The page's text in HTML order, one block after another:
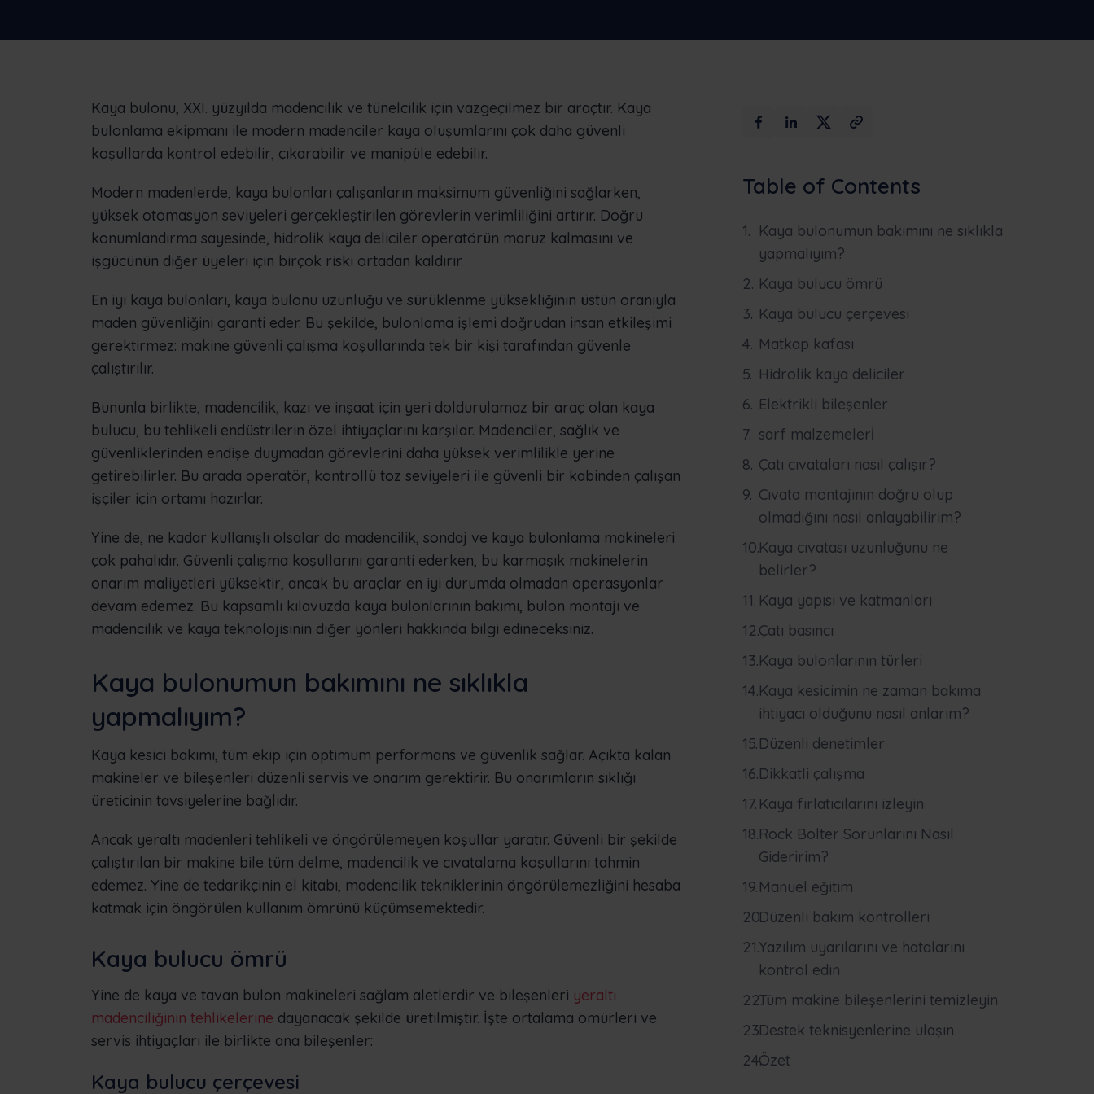
yaptırın
Kaya bulonu, XXI. yüzyılda madencilik ve tünelcilik için vazgeçilmez bir araçtır. Kaya
bulonlama ekipmanı ile modern madenciler kaya oluşumlarını çok daha güvenli
koşullarda kontrol edebilir, çıkarabilir ve manipüle edebilir.
Modern madenlerde, kaya bulonları çalışanların maksimum güvenliğini sağlarken,
yüksek otomasyon seviyeleri gerçekleştirilen görevlerin verimliliğini artırır. Doğru
konumlandırma sayesinde, hidrolik kaya deliciler operatörün maruz kalmasını ve
işgücünün diğer üyeleri için birçok riski ortadan kaldırır.
En iyi kaya bulonları, kaya bulonu uzunluğu ve sürüklenme yüksekliğinin üstün oranıyla
maden güvenliğini garanti eder. Bu şekilde, bulonlama işlemi doğrudan insan etkileşimi
gerektirmez: makine güvenli çalışma koşullarında tek bir kişi tarafından güvenle
çalıştırılır.
Bununla birlikte, madencilik, kazı ve inşaat için yeri doldurulamaz bir araç olan kaya
bulucu, bu tehlikeli endüstrilerin özel ihtiyaçlarını karşılar. Madenciler, sağlık ve
güvenliklerinden endişe duymadan görevlerini daha yüksek verimlilikle yerine
getirebilirler. Bu arada operatör, kontrollü toz seviyeleri ile güvenli bir kabinden çalışan
işçiler için ortamı hazırlar.
Yine de, ne kadar kullanışlı olsalar da madencilik, sondaj ve kaya bulonlama makineleri
çok pahalıdır. Güvenli çalışma koşullarını garanti ederken, bu karmaşık makinelerin
onarım maliyetleri yüksektir, ancak bu araçlar en iyi durumda olmadan operasyonlar
devam edemez. Bu kapsamlı kılavuzda kaya bulonlarının bakımı, bulon montajı ve
madencilik ve kaya teknolojisinin diğer yönleri hakkında bilgi edineceksiniz.
Kaya bulonumun bakımını ne sıklıkla
yapmalıyım?
Kaya kesici bakımı, tüm ekip için optimum performans ve güvenlik sağlar. Açıkta kalan
makineler ve bileşenleri düzenli servis ve onarım gerektirir. Bu onarımların sıklığı
üreticinin tavsiyelerine bağlıdır.
Ancak yeraltı madenleri tehlikeli ve öngörülemeyen koşullar yaratır. Güvenli bir şekilde
çalıştırılan bir makine bile tüm delme, madencilik ve cıvatalama koşullarını tahmin
edemez. Yine de tedarikçinin el kitabı, madencilik tekniklerinin öngörülemezliğini hesaba
katmak için öngörülen kullanım ömrünü küçümsemektedir.
Kaya bulucu ömrü
Yine de kaya ve tavan bulon makineleri sağlam aletlerdir ve bileşenleri yeraltı
madenciliğinin tehlikelerine dayanacak şekilde üretilmiştir. İşte ortalama ömürleri ve
servis ihtiyaçları ile birlikte ana bileşenler:
Kaya bulucu çerçevesi
Table of Contents
Kaya bulonumun bakımını ne sıklıkla
yapmalıyım?
Kaya bulucu ömrü
Kaya bulucu çerçevesi
Matkap kafası
Hidrolik kaya deliciler
Elektrikli bileşenler
sarf malzemeleri̇
Çatı cıvataları nasıl çalışır?
Cıvata montajının doğru olup
olmadığını nasıl anlayabilirim?
Kaya cıvatası uzunluğunu ne
belirler?
Kaya yapısı ve katmanları
Çatı basıncı
Kaya bulonlarının türleri
Kaya kesicimin ne zaman bakıma
ihtiyacı olduğunu nasıl anlarım?
Düzenli denetimler
Dikkatli çalışma
Kaya fırlatıcılarını izleyin
Rock Bolter Sorunlarını Nasıl
Gideririm?
Manuel eğitim
Düzenli bakım kontrolleri
Yazılım uyarılarını ve hatalarını
kontrol edin
Tüm makine bileşenlerini temizleyin
Destek teknisyenlerine ulaşın
Özet